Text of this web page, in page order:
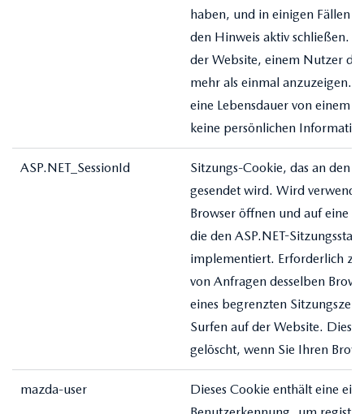
haben, und in einigen Fällen
den Hinweis aktiv schließen.
der Website, einem Nutzer
mehr als einmal anzuzeigen.
eine Lebensdauer von einem
keine persönlichen
ASP.NET_SessionId
Sitzungs-Cookie, das an den
gesendet wird. Wird
Browser öffnen und auf eine
die den ASP.NET-
implementiert. Erforderlich
von Anfragen desselben
eines begrenzten
Surfen auf der Website.
gelöscht, wenn Sie Ihren
mazda-user
Dieses Cookie enthält eine